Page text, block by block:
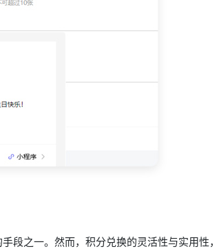
段之一。然而，积分兑换的灵活性与实用性